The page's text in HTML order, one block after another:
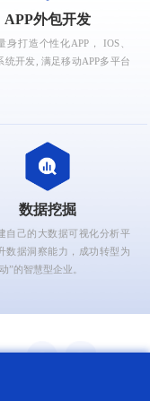
provide for you?
APP外包开发
身打造个性化APP， IOS、
统开发, 满足移动APP多平台
数据挖掘
自己的大数据可视化分析平
数据洞察能力，成功转型为
”的智慧型企业。